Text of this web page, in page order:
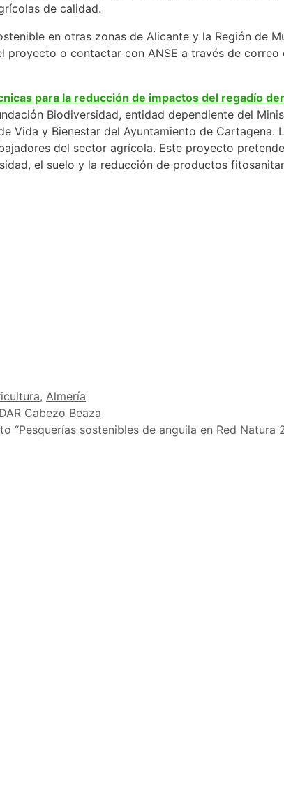
de calidad.
en otras zonas de Alicante y la Región de
proyecto o contactar con ANSE a través de
para la reducción de impactos del regadío
Biodiversidad, entidad dependiente del
Vida y Bienestar del Ayuntamiento de
del sector agrícola. Este proyecto
el suelo y la reducción de productos
, Almería
Cabezo Beaza
“Pesquerías sostenibles de anguila en Red Natura